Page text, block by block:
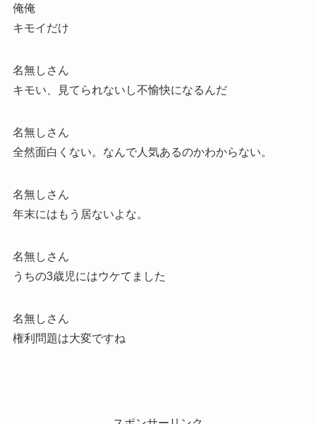
俺俺
キモイだけ
名無しさん
キモい、見てられないし不愉快になるんだ
名無しさん
全然面白くない。なんで人気あるのかわからない。
名無しさん
年末にはもう居ないよな。
名無しさん
うちの3歳児にはウケてました
名無しさん
権利問題は大変ですね